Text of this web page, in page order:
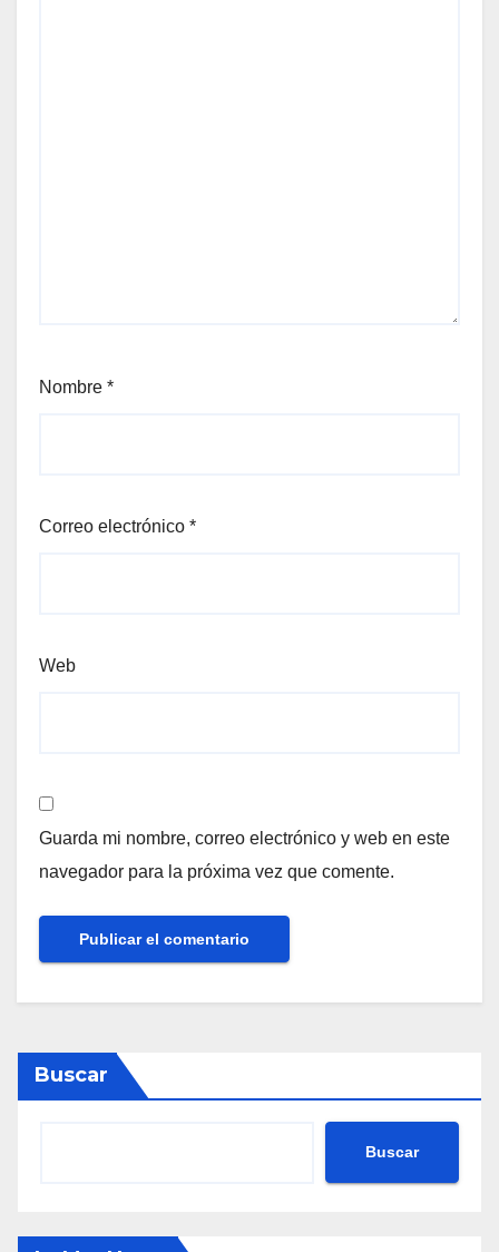
Nombre *
Correo electrónico *
Web
Guarda mi nombre, correo electrónico y web en este
navegador para la próxima vez que comente.
Buscar
Buscar